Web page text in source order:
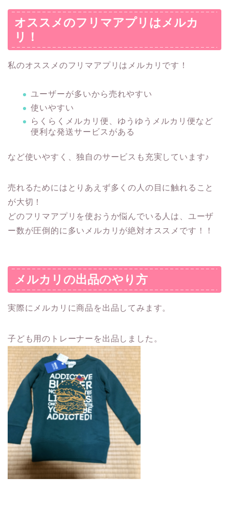
オススメのフリマアプリはメルカ
リ！
私のオススメのフリマアプリはメルカリです！
ユーザーが多いから売れやすい
使いやすい
らくらくメルカリ便、ゆうゆうメルカリ便など
便利な発送サービスがある
など使いやすく、独自のサービスも充実しています♪
売れるためにはとりあえず多くの人の目に触れること
が大切！
どのフリマアプリを使おうか悩んでいる人は、ユーザ
ー数が圧倒的に多いメルカリが絶対オススメです！！
メルカリの出品のやり方
実際にメルカリに商品を出品してみます。
子ども用のトレーナーを出品しました。